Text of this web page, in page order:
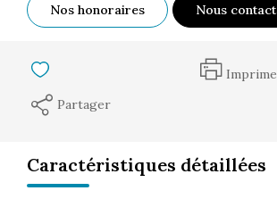
Nos honoraires Nous
Partager
Caractéristiques détaillées